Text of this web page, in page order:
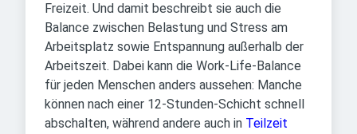
Freizeit. Und damit beschreibt sie auch die
Balance zwischen Belastung und Stress am
Arbeitsplatz sowie Entspannung außerhalb der
Arbeitszeit. Dabei kann die Work-Life-Balance
für jeden Menschen anders aussehen: Manche
können nach einer 12-Stunden-Schicht schnell
abschalten, während andere auch in Teilzeit